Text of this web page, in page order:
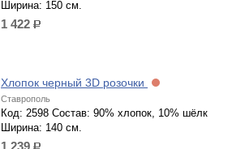
Ширина: 150 см.
1 422 р.
Хлопок черный 3D розочки
Ставрополь
Код: 2598 Состав: 90% хлопок, 10% шёлк
Ширина: 140 см.
1 239